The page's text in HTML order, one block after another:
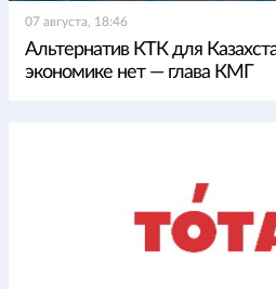
07 августа, 18:46
Альтернатив КТК для
экономике нет — глава КМГ